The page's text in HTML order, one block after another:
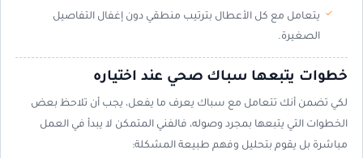
يتعامل مع كل الأعطال بترتيب منطقي دون إغفال التفاصيل
الصغيرة.
خطوات يتبعها سباك صحي عند اختياره
لكي تضمن أنك تتعامل مع سباك يعرف ما يفعل، يجب أن تلاحظ بعض
الخطوات التي يتبعها بمجرد وصوله، فالفني المتمكن لا يبدأ في العمل
مباشرة بل يقوم بتحليل وفهم طبيعة المشكلة: